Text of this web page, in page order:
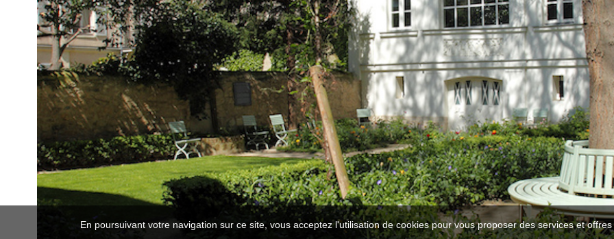
En poursuivant votre navigation sur ce site, vous acceptez l'utilisation de cookies pour vous proposer des services et